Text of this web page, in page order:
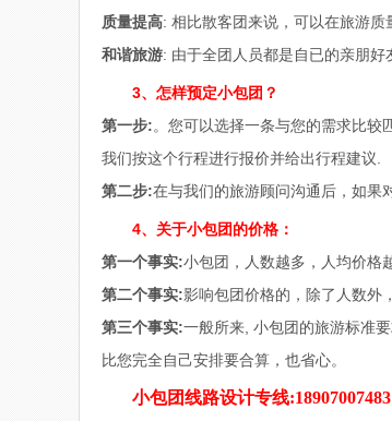
质量提高: 相比散客团来说，可以在旅游质
和谐旅游: 由于全团人员都是自已的亲朋
3、怎样预定小包团？
第一步:。您可以选择一条与您的需求比
我们按这个行程进行报价并给出行程建议.
第二步:在与我们的旅游顾问沟通后，如果
4、关于小包团的价格：
第一个事实:小包团，人数越多，人均价格
第二个事实:影响包团价格的，除了人数外
第三个事实:一般所来, 小包团的旅游标准
比您完全自己安排要合算，也省心。
小包团线路设计专线:18907007483